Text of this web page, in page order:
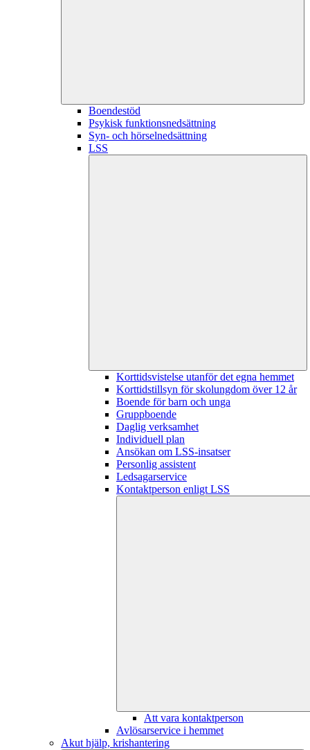
Boendestöd
Psykisk funktionsnedsättning
Syn- och hörselnedsättning
LSS
Korttidsvistelse utanför det egna hemmet
Korttidstillsyn för skolungdom över 12 år
Boende för barn och unga
Gruppboende
Daglig verksamhet
Individuell plan
Ansökan om LSS-insatser
Personlig assistent
Ledsagarservice
Kontaktperson enligt LSS
Att vara kontaktperson
Avlösarservice i hemmet
Akut hjälp, krishantering